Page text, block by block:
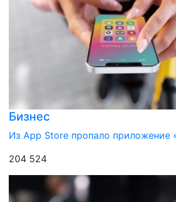
Бизнес
Из App Store пропало приложение
204 524